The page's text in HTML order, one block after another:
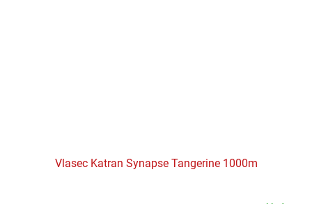
Vlasec Katran Synapse Tangerine 1000m